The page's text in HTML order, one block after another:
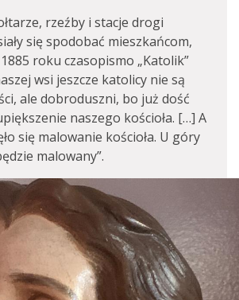
rzeźby i stacje drogi
się spodobać mieszkańcom,
roku czasopismo „Katolik”
wsi jeszcze katolicy nie są
ale dobroduszni, bo już dość
naszego kościoła. […] A
się malowanie kościoła. U góry
malowany”.